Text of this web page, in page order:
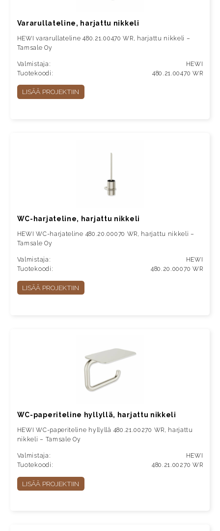
Vararullateline, harjattu nikkeli
HEWI vararullateline 480.21.00470 WR, harjattu nikkeli –
Tamsale Oy
Valmistaja:
HEWI
Tuotekoodi:
480.21.00470 WR
LISÄÄ PROJEKTIIN
WC-harjateline, harjattu nikkeli
HEWI WC-harjateline 480.20.00070 WR, harjattu nikkeli –
Tamsale Oy
Valmistaja:
HEWI
Tuotekoodi:
480.20.00070 WR
LISÄÄ PROJEKTIIN
WC-paperiteline hyllyllä, harjattu nikkeli
HEWI WC-paperiteline hyllyllä 480.21.00270 WR, harjattu
nikkeli – Tamsale Oy
Valmistaja:
HEWI
Tuotekoodi:
480.21.00270 WR
LISÄÄ PROJEKTIIN